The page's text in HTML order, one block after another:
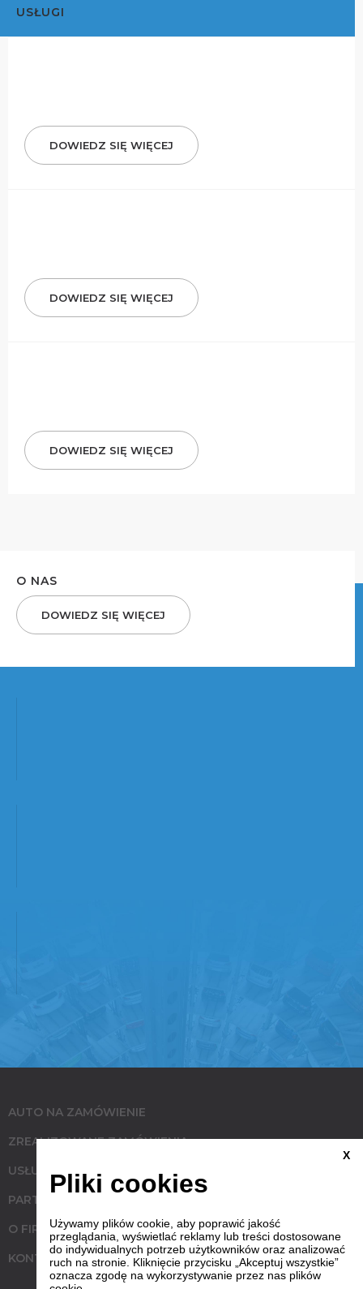
USŁUGI
DOWIEDZ SIĘ WIĘCEJ
DOWIEDZ SIĘ WIĘCEJ
DOWIEDZ SIĘ WIĘCEJ
O NAS
DOWIEDZ SIĘ WIĘCEJ
AUTO NA ZAMÓWIENIE
ZREALIZOWANE ZAMÓWIENIA
USŁUGI
PARTNERZY
O FIRMIE
KONTAKT
X
Pliki cookies
Używamy plików cookie, aby poprawić jakość
przeglądania, wyświetlać reklamy lub treści dostosowane
do indywidualnych potrzeb użytkowników oraz analizować
ruch na stronie. Kliknięcie przycisku „Akceptuj wszystkie”
oznacza zgodę na wykorzystywanie przez nas plików